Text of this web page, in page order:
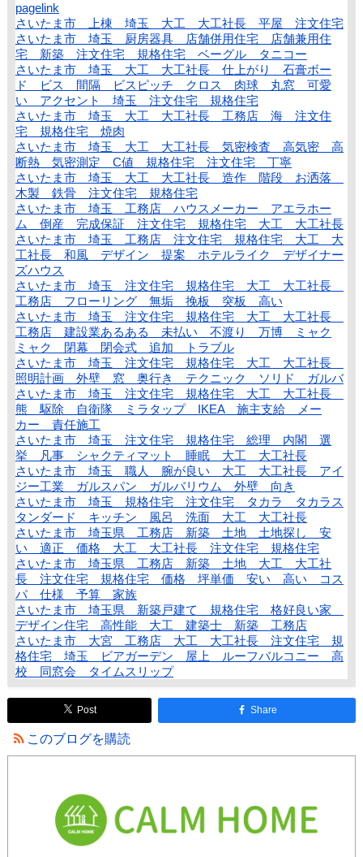
pagelink
さいたま市 上棟 埼玉 大工 大工社長 平屋 注文住宅
さいたま市 埼玉 厨房器具 店舗併用住宅 店舗兼用住
宅 新築 注文住宅 規格住宅 ベーグル タニコー
さいたま市 埼玉 大工 大工社長 仕上がり 石膏ボー
ド ビス 間隔 ビスピッチ クロス 肉球 丸窓 可愛
い アクセント 埼玉 注文住宅 規格住宅
さいたま市 埼玉 大工 大工社長 工務店 海 注文住
宅 規格住宅 焼肉
さいたま市 埼玉 大工 大工社長 気密検査 高気密 高
断熱 気密測定 C値 規格住宅 注文住宅 丁寧
さいたま市 埼玉 大工 大工社長 造作 階段 お洒落
木製 鉄骨 注文住宅 規格住宅
さいたま市 埼玉 工務店 ハウスメーカー アエラホー
ム 倒産 完成保証 注文住宅 規格住宅 大工 大工社長
さいたま市 埼玉 工務店 注文住宅 規格住宅 大工 大
工社長 和風 デザイン 提案 ホテルライク デザイナー
ズハウス
さいたま市 埼玉 注文住宅 規格住宅 大工 大工社長
工務店 フローリング 無垢 挽板 突板 高い
さいたま市 埼玉 注文住宅 規格住宅 大工 大工社長
工務店 建設業あるある 未払い 不渡り 万博 ミャク
ミャク 閉幕 閉会式 追加 トラブル
さいたま市 埼玉 注文住宅 規格住宅 大工 大工社長
照明計画 外壁 窓 奥行き テクニック ソリド ガルバ
さいたま市 埼玉 注文住宅 規格住宅 大工 大工社長
熊 駆除 自衛隊 ミラタップ IKEA 施主支給 メー
カー 責任施工
さいたま市 埼玉 注文住宅 規格住宅 総理 内閣 選
挙 凡事 シャクティマット 睡眠 大工 大工社長
さいたま市 埼玉 職人 腕が良い 大工 大工社長 アイ
ジー工業 ガルスパン ガルバリウム 外壁 向き
さいたま市 埼玉 規格住宅 注文住宅 タカラ タカラス
タンダード キッチン 風呂 洗面 大工 大工社長
さいたま市 埼玉県 工務店 新築 土地 土地探し 安
い 適正 価格 大工 大工社長 注文住宅 規格住宅
さいたま市 埼玉県 工務店 新築 土地 大工 大工社
長 注文住宅 規格住宅 価格 坪単価 安い 高い コス
パ 仕様 予算 家族
さいたま市 埼玉県 新築戸建て 規格住宅 格好良い家
デザイン住宅 高性能 大工 建築士 新築 工務店
さいたま市 大宮 工務店 大工 大工社長 注文住宅 規
格住宅 埼玉 ビアガーデン 屋上 ルーフバルコニー 高
校 同窓会 タイムスリップ
Post Share
このブログを購読